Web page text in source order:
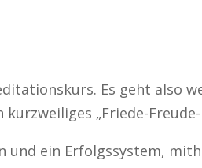
Es geht also
„Friede-
und ein Erfolgssystem,